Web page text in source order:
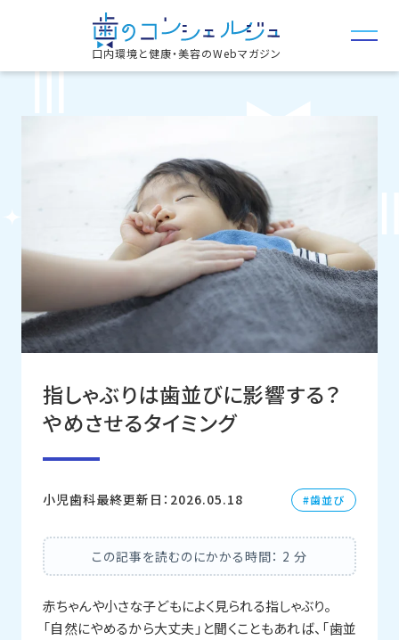
口内環境と健康・美容のWebマガジン
指しゃぶりは歯並びに影響する？
やめさせるタイミング
小児歯科最終更新日：2026.05.18 歯並び
この記事を読むのにかかる時間： 2 分
赤ちゃんや小さな子どもによく見られる指しゃぶり。
「自然にやめるから大丈夫」と聞くこともあれば、「歯並